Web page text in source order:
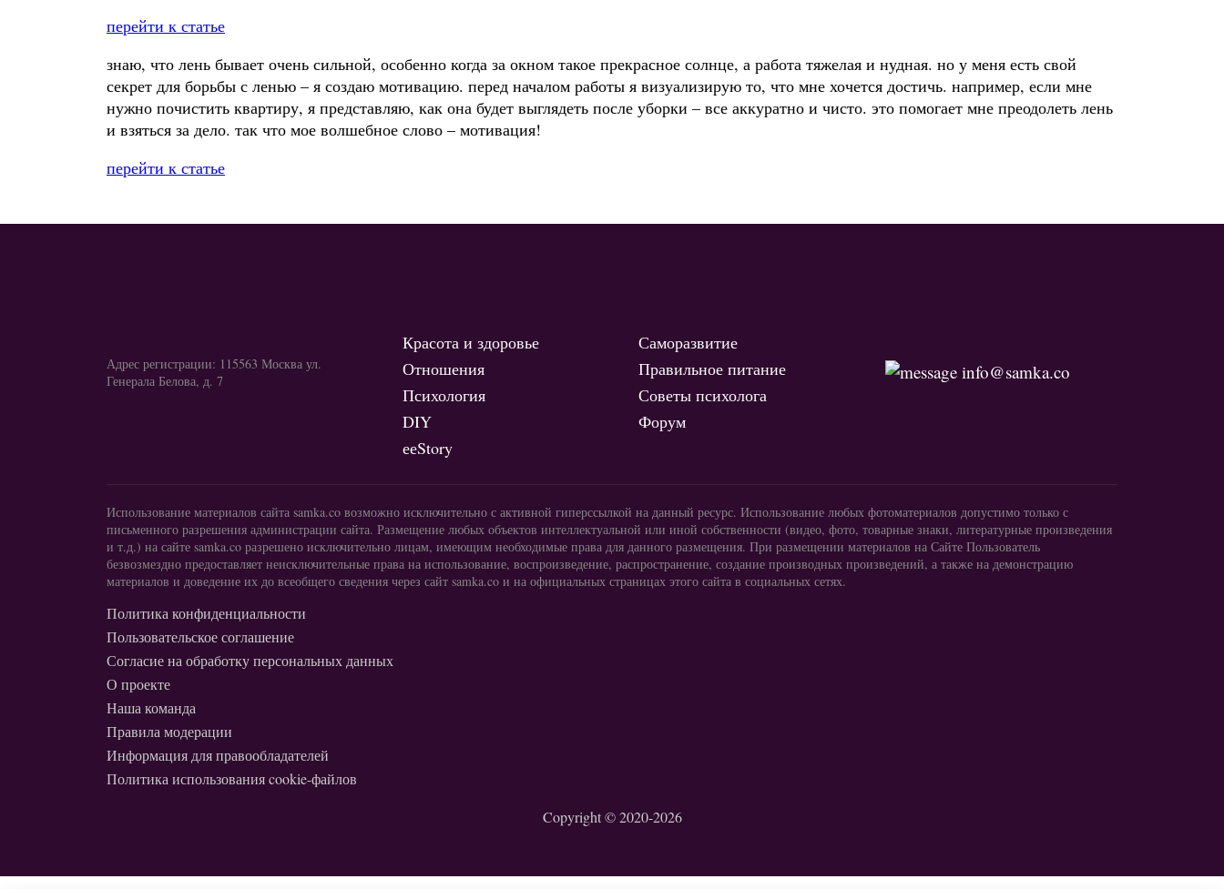
перейти к статье
знаю, что лень бывает очень сильной, особенно когда за окном такое прекрасное солнце, а работа тяжелая и нудная. но у меня есть свой
секрет для борьбы с ленью – я создаю мотивацию. перед началом работы я визуализирую то, что мне хочется достичь. например, если мне
нужно почистить квартиру, я представляю, как она будет выглядеть после уборки – все аккуратно и чисто. это помогает мне преодолеть лень
и взяться за дело. так что мое волшебное слово – мотивация!
перейти к статье
Адрес регистрации: 115563 Москва ул.
Генерала Белова, д. 7
Красота и здоровье
Отношения
Психология
DIY
ееStory
Саморазвитие
Правильное питание
Советы психолога
Форум
info@samka.co
Использование материалов сайта samka.co возможно исключительно с активной гиперссылкой на данный ресурс. Использование любых фотоматериалов допустимо только с
письменного разрешения администрации сайта. Размещение любых объектов интеллектуальной или иной собственности (видео, фото, товарные знаки, литературные произведения
и т.д.) на сайте samka.co разрешено исключительно лицам, имеющим необходимые права для данного размещения. При размещении материалов на Сайте Пользователь
безвозмездно предоставляет неисключительные права на использование, воспроизведение, распространение, создание производных произведений, а также на демонстрацию
материалов и доведение их до всеобщего сведения через сайт samka.co и на официальных страницах этого сайта в социальных сетях.
Политика конфиденциальности
Пользовательское соглашение
Согласие на обработку персональных данных
О проекте
Наша команда
Правила модерации
Информация для правообладателей
Политика использования cookie-файлов
Copyright © 2020-2026